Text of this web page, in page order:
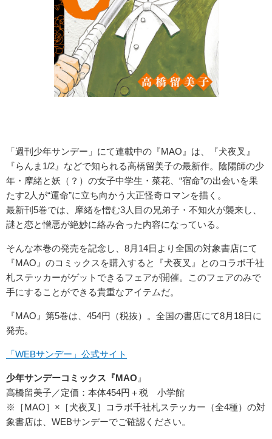
「週刊少年サンデー」にて連載中の『MAO』は、『犬夜叉』
『らんま1/2』などで知られる高橋留美子の最新作。陰陽師の少
年・摩緒と妖（？）の女子中学生・菜花、“宿命”の出会いを果
たす2人が“運命”に立ち向かう大正怪奇ロマンを描く。
最新刊5巻では、摩緒を憎む3人目の兄弟子・不知火が襲来し、
謎と恋と憎悪が絶妙に絡み合った内容になっている。
そんな本巻の発売を記念し、8月14日より全国の対象書店にて
『MAO』のコミックスを購入すると『犬夜叉』とのコラボ千社
札ステッカーがゲットできるフェアが開催。このフェアのみで
手にすることができる貴重なアイテムだ。
『MAO』第5巻は、454円（税抜）。全国の書店にて8月18日に
発売。
「WEBサンデー」公式サイト
少年サンデーコミックス『MAO 』
高橋留美子／定価：本体454円＋税 小学館
※［MAO］×［犬夜叉］コラボ千社札ステッカー（全4種）の対
象書店は、WEBサンデーでご確認ください。